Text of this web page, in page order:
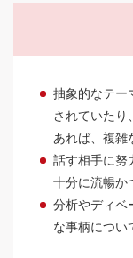
抽象的なテー
されていたり
あれば、複雑
話す相手に努
十分に流暢か
分析やディベ
な事柄につい